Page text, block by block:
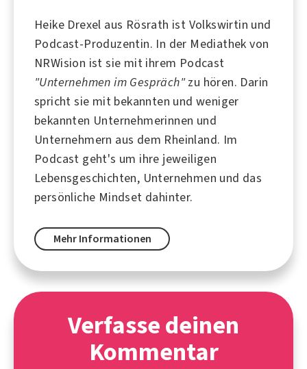
Heike Drexel aus Rösrath ist Volkswirtin und
Podcast-Produzentin. In der Mediathek von
NRWision ist sie mit ihrem Podcast
"Unternehmen im Gespräch"zu hören. Darin
spricht sie mit bekannten und weniger
bekannten Unternehmerinnen und
Unternehmern aus dem Rheinland. Im
Podcast geht's um ihre jeweiligen
Lebensgeschichten, Unternehmen und das
persönliche Mindset dahinter.
Mehr Informationen
Verfasse deinen
Kommentar